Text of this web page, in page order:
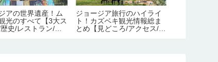
アの世界遺産！ム
光のすべて【3大ス
史/レストラン/ア
ジョージア旅行のハイライ
ト！カズベキ観光情報総ま
とめ【見どころ/アクセス/必